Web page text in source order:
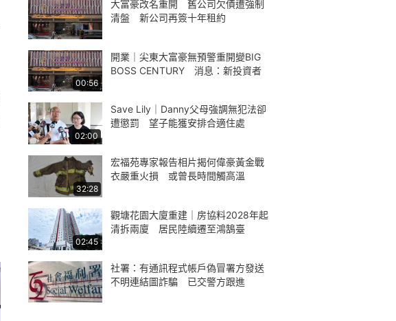
大富豪改名重開 舊公司欠債遭強制
清盤 新公司再簽十年租約
00:56
開業｜尖東大富豪無預警重開變BIG
BOSS CENTURY 消息：新投資者
02:00
Save Lily｜Danny父母強調無犯法卻
遭懲罰 望子能獲安排合適住處
32:28
宏福苑專家報告相片揭何偉豪黃金戰
衣嚴重火損 或曾長時間觸高溫
02:45
觀塘花園大廈重建｜房協料2028年起
清拆兩廈 居民陸續遷至鴻鵠臺
社署：有通訊程式帳戶偽冒署方發送
不明連結圖詐騙 已交警方跟進